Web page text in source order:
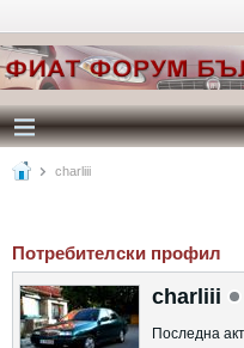
charliii
Потребителски профил
charliii
Последна